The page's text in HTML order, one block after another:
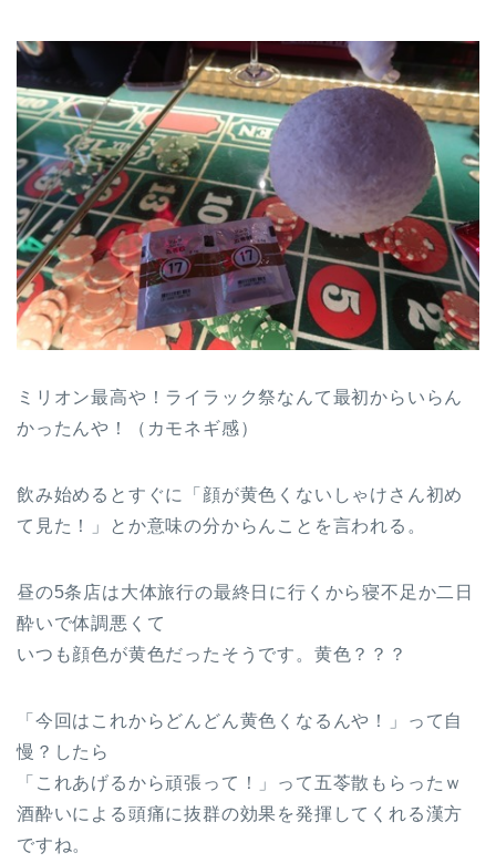
ミリオン最高や！ライラック祭なんて最初からいらん
かったんや！（カモネギ感）
飲み始めるとすぐに「顔が黄色くないしゃけさん初め
て見た！」とか意味の分からんことを言われる。
昼の5条店は大体旅行の最終日に行くから寝不足か二日
酔いで体調悪くて
いつも顔色が黄色だったそうです。黄色？？？
「今回はこれからどんどん黄色くなるんや！」って自
慢？したら
「これあげるから頑張って！」って五苓散もらったｗ
酒酔いによる頭痛に抜群の効果を発揮してくれる漢方
ですね。